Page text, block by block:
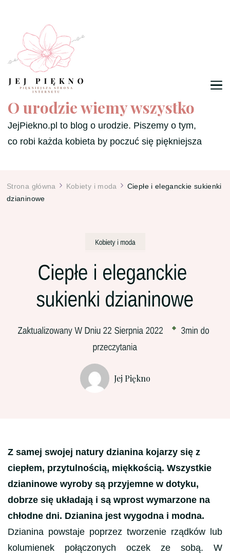
O urodzie wiemy wszystko
JejPiekno.pl to blog o urodzie. Piszemy o tym,
co robi każda kobieta by poczuć się piękniejsza
Strona główna Kobiety i moda
Ciepłe i eleganckie sukienki
dzianinowe
Jej Piękno
Z samej swojej natury dzianina kojarzy się z
ciepłem, przytulnością, miękkością. Wszystkie
dzianinowe wyroby są przyjemne w dotyku,
dobrze się układają i są wprost wymarzone na
chłodne dni. Dzianina jest wygodna i modna.
Dzianina powstaje poprzez tworzenie rządków lub
kolumienek połączonych oczek ze sobą. W